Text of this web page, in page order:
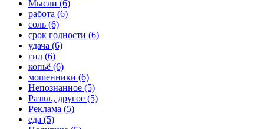
Мысли (6)
работа (6)
соль (6)
срок годности (6)
удача (6)
гид (6)
копьё (6)
мошенники (6)
Непознанное (5)
Развл., другое (5)
Реклама (5)
еда (5)